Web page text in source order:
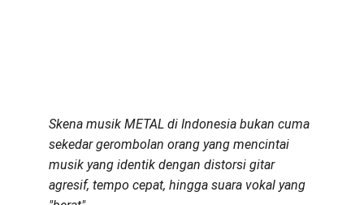
Skena musik METAL di Indonesia bukan cuma
sekedar gerombolan orang yang mencintai
musik yang identik dengan distorsi gitar
agresif, tempo cepat, hingga suara vokal yang